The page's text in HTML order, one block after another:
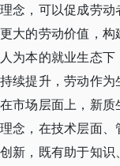
念，可以促成劳
大的劳动价值，
为本的就业生态
续提升，劳动作
市场层面上，新质
念，在技术层面
新，既有助于知识